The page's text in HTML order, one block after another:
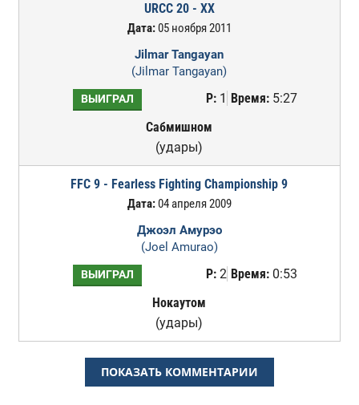
URCC 20 - XX
Дата:05 ноября 2011
Jilmar Tangayan
(Jilmar Tangayan)
ВЫИГРАЛ Р:1 Время:5:27
Сабмишном
(удары)
FFC 9 - Fearless Fighting Championship 9
Дата:04 апреля 2009
Джоэл Амурэо
(Joel Amurao)
ВЫИГРАЛ Р:2 Время:0:53
Нокаутом
(удары)
ПОКАЗАТЬ КОММЕНТАРИИ